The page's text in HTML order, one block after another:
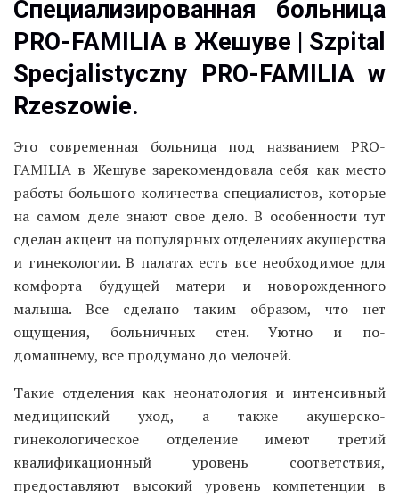
Специализированная больница
PRO-FAMILIA в Жешуве | Szpital
Specjalistyczny PRO-FAMILIA w
Rzeszowie.
Это современная больница под названием PRO-
FAMILIA в Жешуве зарекомендовала себя как место
работы большого количества специалистов, которые
на самом деле знают свое дело. В особенности тут
сделан акцент на популярных отделениях акушерства
и гинекологии. В палатах есть все необходимое для
комфорта будущей матери и новорожденного
малыша. Все сделано таким образом, что нет
ощущения, больничных стен. Уютно и по-
домашнему, все продумано до мелочей.
Такие отделения как неонатология и интенсивный
медицинский уход, а также акушерско-
гинекологическое отделение имеют третий
квалификационный уровень соответствия,
предоставляют высокий уровень компетенции в